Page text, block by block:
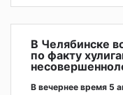
В Челябинске
по факту
В вечернее время 5